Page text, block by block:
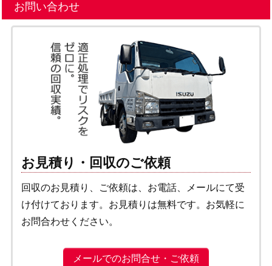
お問い合わせ
お見積り・回収のご依頼
回収のお見積り、ご依頼は、お電話、メールにて受
け付けております。お見積りは無料です。お気軽に
お問合わせください。
メールでのお問合せ・ご依頼